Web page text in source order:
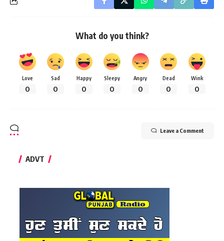
What do you think?
Love
0
Sad
0
Happy
0
Sleepy
0
Angry
0
Dead
0
Wink
0
Leave a Comment
ADVT